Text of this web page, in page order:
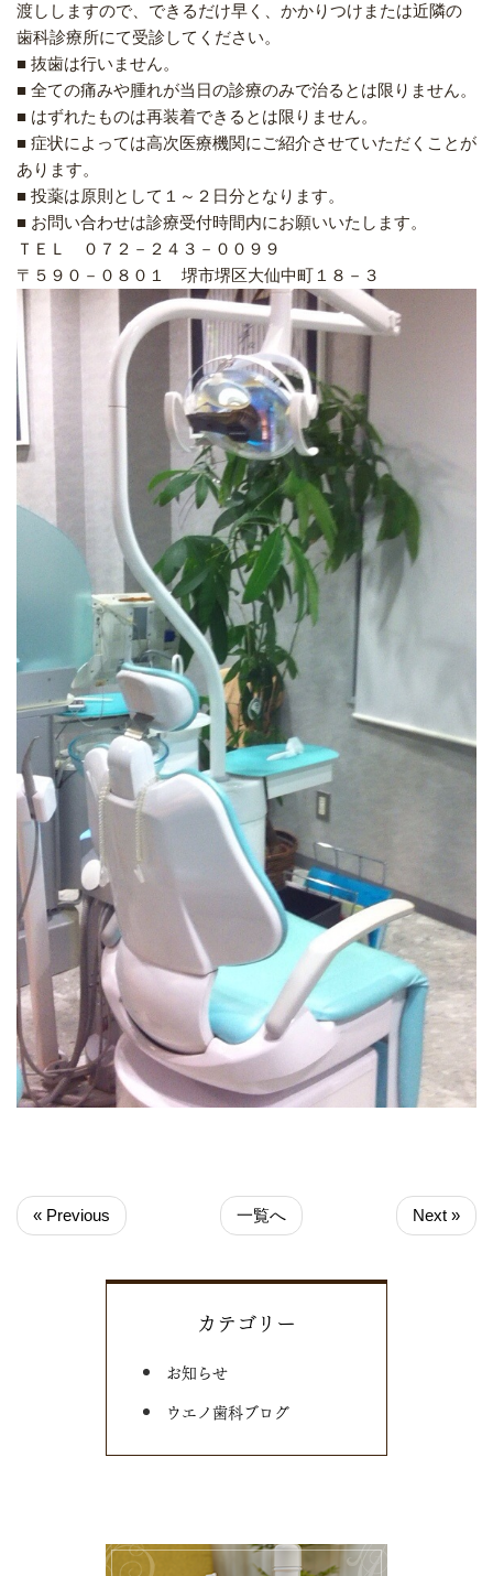
渡ししますので、できるだけ早く、かかりつけまたは近隣の
歯科診療所にて受診してください。
■ 抜歯は行いません。
■ 全ての痛みや腫れが当日の診療のみで治るとは限りません。
■ はずれたものは再装着できるとは限りません。
■ 症状によっては高次医療機関にご紹介させていただくことが
あります。
■ 投薬は原則として１～２日分となります。
■ お問い合わせは診療受付時間内にお願いいたします。
ＴＥＬ ０７２－２４３－００９９
〒５９０－０８０１ 堺市堺区大仙中町１８－３
« Previous 一覧へ Next »
カテゴリー
お知らせ
ウエノ歯科ブログ